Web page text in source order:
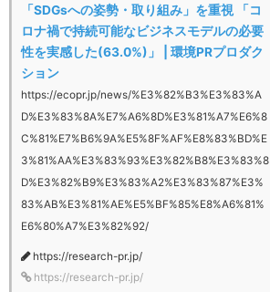
「SDGsへの姿勢・取り組み」を重視 「コ
ロナ禍で持続可能なビジネスモデルの必要
性を実感した(63.0%)」 | 環境PRプロダク
ション
https://ecopr.jp/news/%E3%82%B3%E3%83%A
D%E3%83%8A%E7%A6%8D%E3%81%A7%E6%8
C%81%E7%B6%9A%E5%8F%AF%E8%83%BD%E
3%81%AA%E3%83%93%E3%82%B8%E3%83%8
D%E3%82%B9%E3%83%A2%E3%83%87%E3%
83%AB%E3%81%AE%E5%BF%85%E8%A6%81%
E6%80%A7%E3%82%92/
https://research-pr.jp/
https://research-pr.jp/